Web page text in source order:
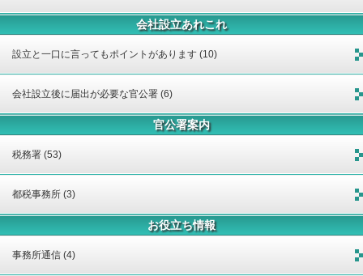
会社設立あれこれ
設立と一口に言ってもポイントがあります (10)
会社設立後に届出が必要な官公署 (6)
官公署案内
税務署 (53)
都税事務所 (3)
お役立ち情報
事務所通信 (4)